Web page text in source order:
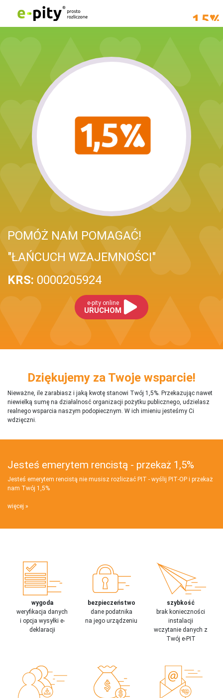
POMÓŻ NAM POMAGAĆ!
"ŁAŃCUCH WZAJEMNOŚCI"
KRS: 0000205924
e-pity online
URUCHOM
Dziękujemy za Twoje wsparcie!
Nieważne, ile zarabiasz i jaką kwotę stanowi Twój 1,5%. Przekazując nawet
niewielką sumę na działalnosć organizacji pożytku publicznego, udzielasz
realnego wsparcia naszym podopiecznym. W ich imieniu jesteśmy Ci
wdzięczni.
Jesteś emerytem rencistą - przekaż 1,5%
Jesteś emerytem rencistą nie musisz rozliczać PIT - wyślij PIT‑OP i przekaż
nam Twój 1,5%
więcej
wygoda
weryfikacja danych
i opcja wysyłki e-
deklaracji
bezpieczeństwo
dane podatnika
na jego urządzeniu
szybkość
brak konieczności
instalacji
wczytanie danych z
Twój e-PIT